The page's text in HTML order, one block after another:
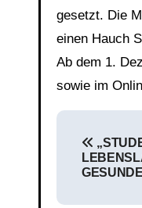
gesetzt. Die
einen Hauch
Ab dem 1.
sowie im